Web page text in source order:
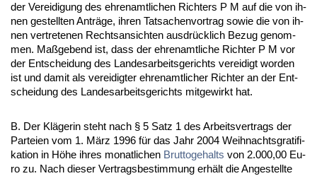
der Ver­ei­di­gung des eh­ren­amt­li­chen Rich­ters P M auf die von ih­
nen ge­stell­ten Anträge, ih­ren Tat­sa­chen­vor­trag so­wie die von ih­
nen ver­tre­te­nen Rechts­an­sich­ten aus­drück­lich Be­zug ge­nom­
men. Maßge­bend ist, dass der eh­ren­amt­li­che Rich­ter P M vor
der Ent­schei­dung des Lan­des­ar­beits­ge­richts ver­ei­digt wor­den
ist und da­mit als ver­ei­dig­ter eh­ren­amt­li­cher Rich­ter an der Ent­
schei­dung des Lan­des­ar­beits­ge­richts mit­ge­wirkt hat.
B. Der Kläge­rin steht nach § 5 Satz 1 des Ar­beits­ver­trags der
Par­tei­en vom 1. März 1996 für das Jahr 2004 Weih­nachts­gra­ti­fi­
ka­ti­on in Höhe ih­res mo­nat­li­chen Brut­to­ge­halts von 2.000,00 Eu­
ro zu. Nach die­ser Ver­trags­be­stim­mung erhält die An­ge­stell­te